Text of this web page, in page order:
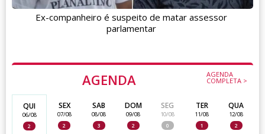
AGENDA AGENDA
COMPLETA >
QUI
06/08
2
SEX
07/08
2
SAB
08/08
3
DOM
09/08
2
SEG
10/08
0
TER
11/08
1
QUA
12/08
2
Ex-companheiro é suspeito de matar assessor
parlamentar